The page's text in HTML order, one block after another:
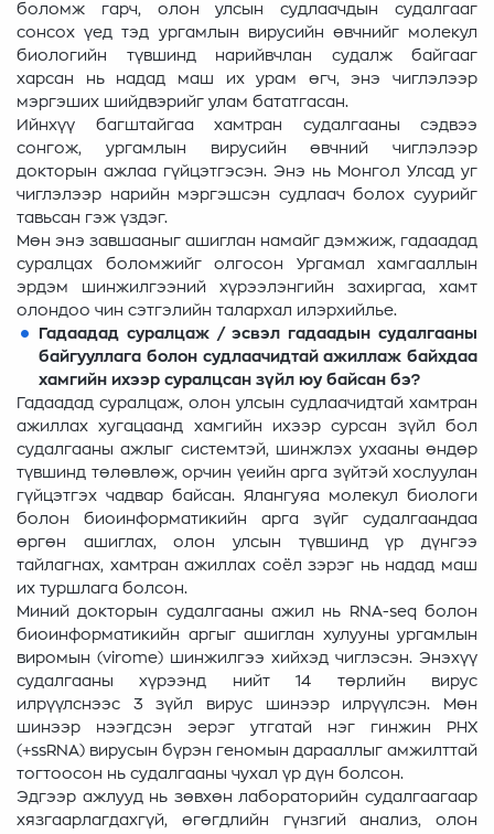
боломж гарч, олон улсын судлаачдын судалгааг
сонсох үед тэд ургамлын вирусийн өвчнийг молекул
биологийн түвшинд нарийвчлан судалж байгааг
харсан нь надад маш их урам өгч, энэ чиглэлээр
мэргэших шийдвэрийг улам бататгасан.
Ийнхүү багштайгаа хамтран судалгааны сэдвээ
сонгож, ургамлын вирусийн өвчний чиглэлээр
докторын ажлаа гүйцэтгэсэн. Энэ нь Монгол Улсад уг
чиглэлээр нарийн мэргэшсэн судлаач болох суурийг
тавьсан гэж үздэг.
Мөн энэ завшааныг ашиглан намайг дэмжиж, гадаадад
суралцах боломжийг олгосон Ургамал хамгааллын
эрдэм шинжилгээний хүрээлэнгийн захиргаа, хамт
олондоо чин сэтгэлийн талархал илэрхийлье.
Гадаадад суралцаж / эсвэл гадаадын судалгааны
байгууллага болон судлаачидтай ажиллаж байхдаа
хамгийн ихээр суралцсан зүйл юу байсан бэ?
Гадаадад суралцаж, олон улсын судлаачидтай хамтран
ажиллах хугацаанд хамгийн ихээр сурсан зүйл бол
судалгааны ажлыг системтэй, шинжлэх ухааны өндөр
түвшинд төлөвлөж, орчин үеийн арга зүйтэй хослуулан
гүйцэтгэх чадвар байсан. Ялангуяа молекул биологи
болон биоинформатикийн арга зүйг судалгаандаа
өргөн ашиглах, олон улсын түвшинд үр дүнгээ
тайлагнах, хамтран ажиллах соёл зэрэг нь надад маш
их туршлага болсон.
Миний докторын судалгааны ажил нь RNA-seq болон
биоинформатикийн аргыг ашиглан хулууны ургамлын
виромын (virome) шинжилгээ хийхэд чиглэсэн. Энэхүү
судалгааны хүрээнд нийт 14 төрлийн вирус
илрүүлснээс 3 зүйл вирус шинээр илрүүлсэн. Мөн
шинээр нээгдсэн эерэг утгатай нэг гинжин РНХ
(+ssRNA) вирусын бүрэн геномын дарааллыг амжилттай
тогтоосон нь судалгааны чухал үр дүн болсон.
Эдгээр ажлууд нь зөвхөн лабораторийн судалгаагаар
хязгаарлагдахгүй, өгөгдлийн гүнзгий анализ, олон